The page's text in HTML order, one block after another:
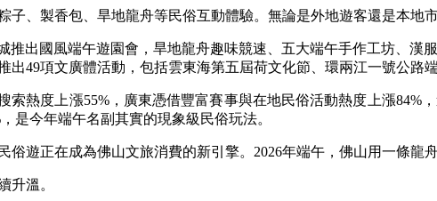
製香包、旱地龍舟等民俗互動體驗。無論是外地遊客還是本地市
出國風端午遊園會，旱地龍舟趣味競速、五大端午手作工坊、漢
49項文廣體活動，包括雲東海第五屆荷文化節、環兩江一號公路
熱度上漲55%，廣東憑借豐富賽事與在地民俗活動熱度上漲84%
是今年端午名副其實的現象級民俗玩法。
正在成為佛山文旅消費的新引擎。2026年端午，佛山用一條龍
溫。